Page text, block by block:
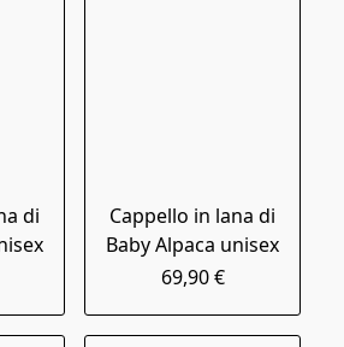
di
Cappello in lana di
Baby Alpaca unisex
69,90 €